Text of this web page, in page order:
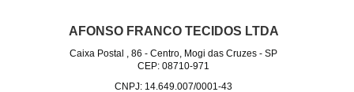
AFONSO FRANCO TECIDOS LTDA
Caixa Postal , 86 -Centro, Mogi das Cruzes -SP
CEP: 08710-971
CNPJ: 14.649.007/0001-43